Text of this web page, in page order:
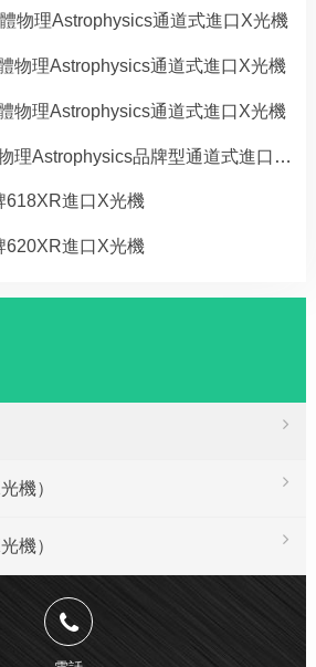
物理Astrophysics通道式進口X光機
物理Astrophysics通道式進口X光機
物理Astrophysics通道式進口X光機
Astrophysics品牌型通道式進口X光機
進口X光機
進口X光機
機）
機）